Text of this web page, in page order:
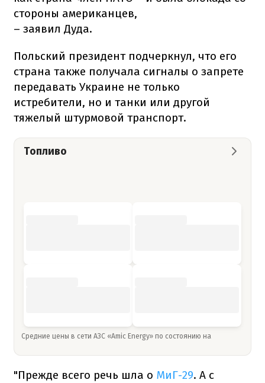
стороны американцев,
– заявил Дуда.
Польский президент подчеркнул, что его
страна также получала сигналы о запрете
передавать Украине не только
истребители, но и танки или другой
тяжелый штурмовой транспорт.
Топливо
Средние цены в сети АЗС «Amic Energy» по состоянию на
"Прежде всего речь шла о МиГ-29. А с